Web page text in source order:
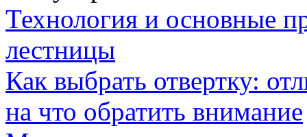
Технология и основные
лестницы
Как выбрать отвертку:
на что обратить внимание